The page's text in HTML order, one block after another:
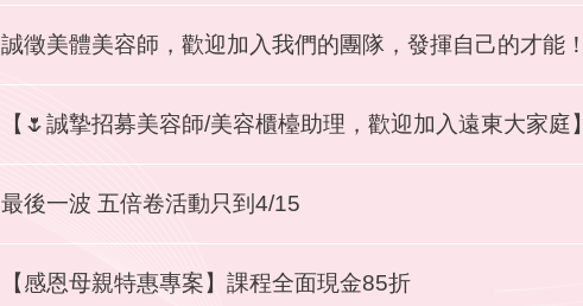
誠徵美體美容師，歡迎加入我們的團隊，發揮自己的才能！
【🌷誠摯招募美容師/美容櫃檯助理，歡迎加入遠東大家庭】
最後一波 五倍卷活動只到4/15
【感恩母親特惠專案】課程全面現金85折